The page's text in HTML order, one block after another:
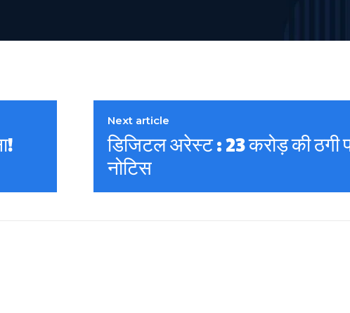
Next article
डिजिटल अरेस्ट : 23 करोड़ की ठगी
नोटिस